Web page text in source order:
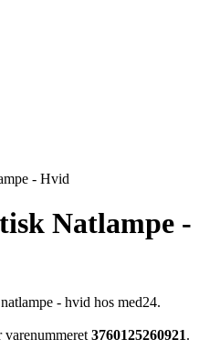
- Hvid
Natlampe -
- hvid hos med24.
3760125260921.